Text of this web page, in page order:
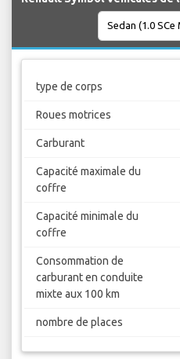
type de corps
Roues motrices
Carburant
Capacité maximale du
coffre
Capacité minimale du
coffre
Consommation de
carburant en conduite
mixte aux 100 km
nombre de places